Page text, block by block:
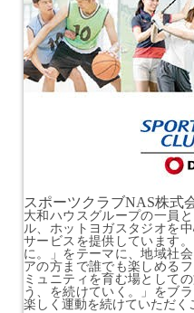
スポーツクラブNAS株式
大和ハウスグループの一員
ル、ホットヨガスタジオを
サービスを提供しています
に。」をテーマに、地域社
アの方まで誰でも楽しめる
ミュニティを育む場として
う、を続けていく。」をブ
楽しく運動を続けていただく